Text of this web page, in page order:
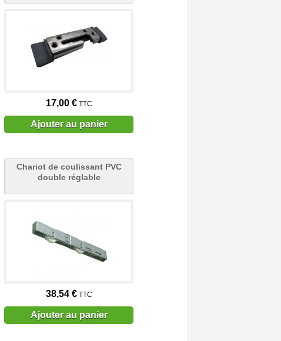
17,00 €TTC
Ajouter au panier
Chariot de coulissant PVC
double réglable
38,54 €TTC
Ajouter au panier